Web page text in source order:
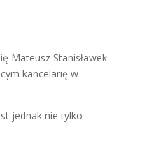
Mateusz Stanisławek
kancelarię w
jednak nie tylko